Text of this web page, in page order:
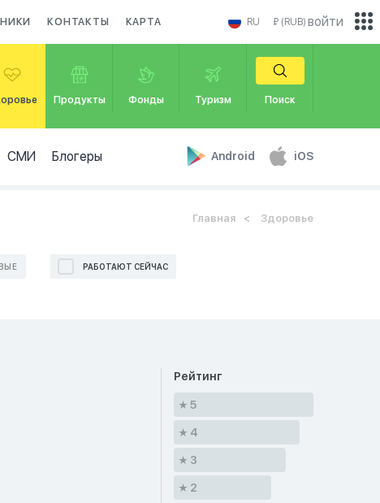
КОНТАКТЫ КАРТА RU ₽ (RUB)
Продукты Фонды Туризм Поиск
СМИ Блогеры Android iOS
войти
Главная Здоровье
РАБОТАЮТ СЕЙЧАС
Рейтинг
5
4
3
2